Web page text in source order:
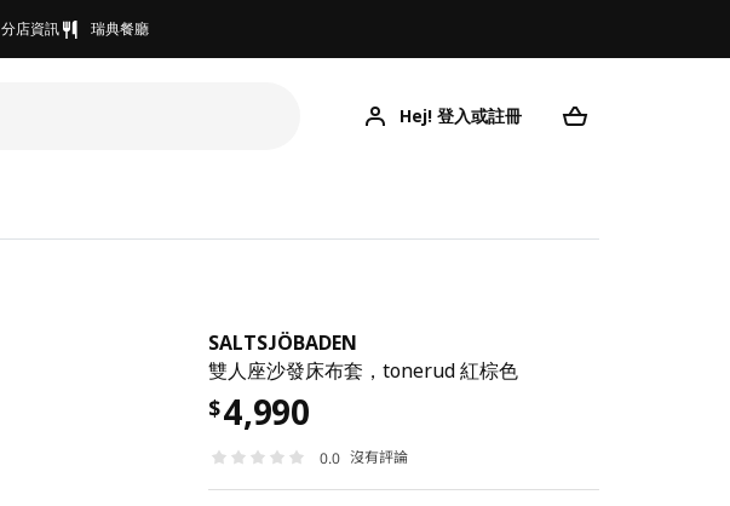
分店資訊 瑞典餐廳
Hej! 登入或註冊
SALTSJÖBADEN
雙人座沙發床布套，tonerud 紅棕色
$4,990
0.0 沒有評論